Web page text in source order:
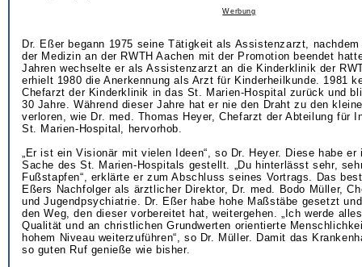
Werbung
Dr. Eßer begann 1975 seine Tätigkeit als Assistenzarzt,
der Medizin an der RWTH Aachen mit der Promotion beendet
Jahren wechselte er als Assistenzarzt an die Kinderklinik der
erhielt 1980 die Anerkennung als Arzt für Kinderheilkunde. 1981
Chefarzt der Kinderklinik in das St. Marien-Hospital zurück und
30 Jahre. Während dieser Jahre hat er nie den Draht zu den
verloren, wie Dr. med. Thomas Heyer, Chefarzt der Abteilung für
St. Marien-Hospital, hervorhob.
„Er ist ein Visionär mit vielen Ideen“, so Dr. Heyer. Diese habe er
Sache des St. Marien-Hospitals gestellt. „Du hinterlässt sehr,
Fußstapfen“, erklärte er zum Abschluss seines Vortrags. Das
Eßers Nachfolger als ärztlicher Direktor, Dr. med. Bodo Müller,
und Jugendpsychiatrie. Dr. Eßer habe hohe Maßstäbe gesetzt
den Weg, den dieser vorbereitet hat, weitergehen. „Ich werde
Qualität und an christlichen Grundwerten orientierte
hohem Niveau weiterzuführen“, so Dr. Müller. Damit das
so guten Ruf genieße wie bisher.